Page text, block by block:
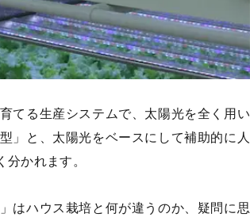
てる生産システムで、太陽光を全く用い
」と、太陽光をベースにして補助的に人
かれます。
はハウス栽培と何が違うのか、疑問に思